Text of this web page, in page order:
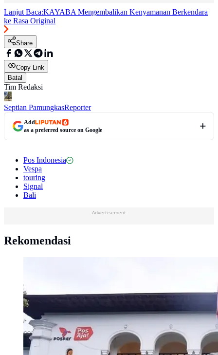
Lanjut Baca:KAYABA Mengembalikan Kenyamanan Berkendara
ke Rasa Original
Share
Copy Link
Batal
Tim Redaksi
Septian PamungkasReporter
Add
as a preferred source on Google
Pos Indonesia
Vespa
touring
Signal
Bali
Advertisement
Rekomendasi